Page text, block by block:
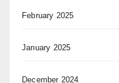
February 2025
January 2025
December 2024